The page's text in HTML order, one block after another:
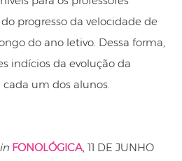
progresso da velocidade de
do ano letivo. Dessa forma,
indícios da evolução da
um dos alunos.
in FONOLÓGICA, 11 DE JUNHO